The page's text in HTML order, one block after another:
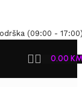
(09:00 -
0.00